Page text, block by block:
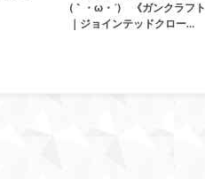
(｀・ω・´)ゞ《ガンクラフト
｜ジョインテッドクロー…